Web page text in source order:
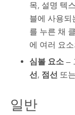
목, 설명 텍
블에 사용되
를 누른 채
에 여러 요
심볼 요소 —
선, 점선 또는
일반